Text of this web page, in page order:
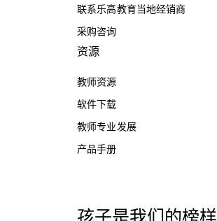
联系乐高教育当地经销商
采购咨询
资源
教师资源
软件下载
教师专业发展
产品手册
孩子是我们的榜样